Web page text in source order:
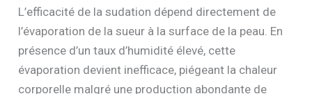
L’efficacité de la sudation dépend directement de
l’évaporation de la sueur à la surface de la peau. En
présence d’un taux d’humidité élevé, cette
évaporation devient inefficace, piégeant la chaleur
corporelle malgré une production abondante de